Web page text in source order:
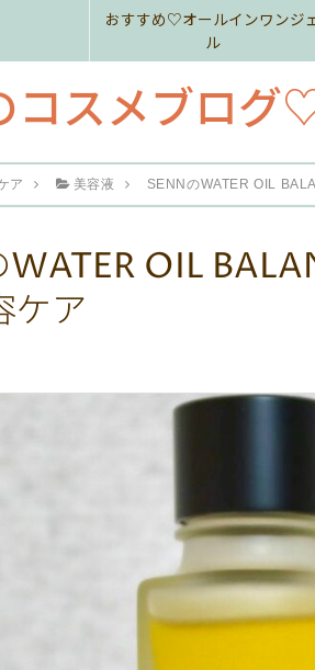
おすすめ♡オールインワンジ
ル
コスメブログ
ア 美容液 SENNのWATER OIL
OIL
ケア